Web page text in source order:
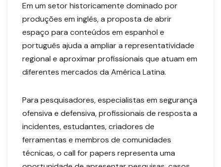
Em um setor historicamente dominado por
produções em inglês, a proposta de abrir
espaço para conteúdos em espanhol e
português ajuda a ampliar a representatividade
regional e aproximar profissionais que atuam em
diferentes mercados da América Latina.
Para pesquisadores, especialistas em segurança
ofensiva e defensiva, profissionais de resposta a
incidentes, estudantes, criadores de
ferramentas e membros de comunidades
técnicas, o call for papers representa uma